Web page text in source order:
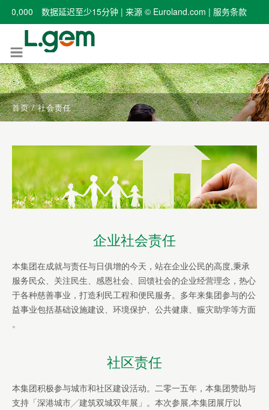
首页 /社会责任
企业社会责任
本集团在成就与责任与日俱增的今天，站在企业公民的高度,秉承
服务民众、关注民生、感恩社会、回馈社会的企业经营理念，热心
于各种慈善事业，打造利民工程和便民服务。多年来集团参与的公
益事业包括基础设施建设、环境保护、公共健康、赈灾助学等方面
。
社区责任
本集团积极参与城市和社区建设活动。二零一五年，本集团赞助与
支持「深港城市╱建筑双城双年展」。本次参展,本集团展厅以